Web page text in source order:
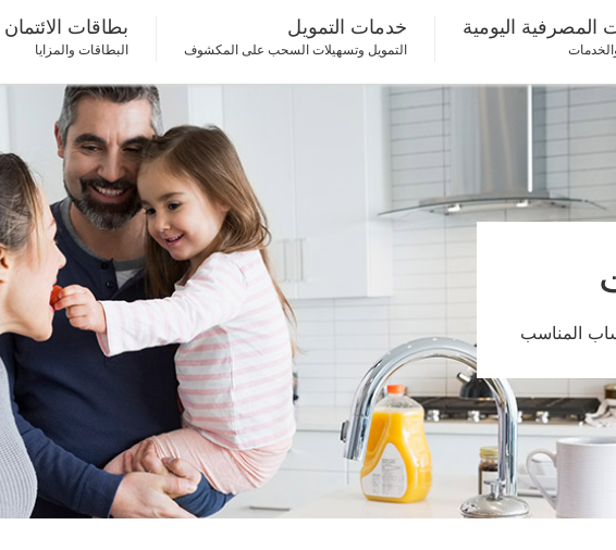
المصرفية اليومية خدمات التمويل
التمويل وتسهيلات السحب على المكشوف
بطاقات الائتمان
البطاقات والمزايا
المناسب